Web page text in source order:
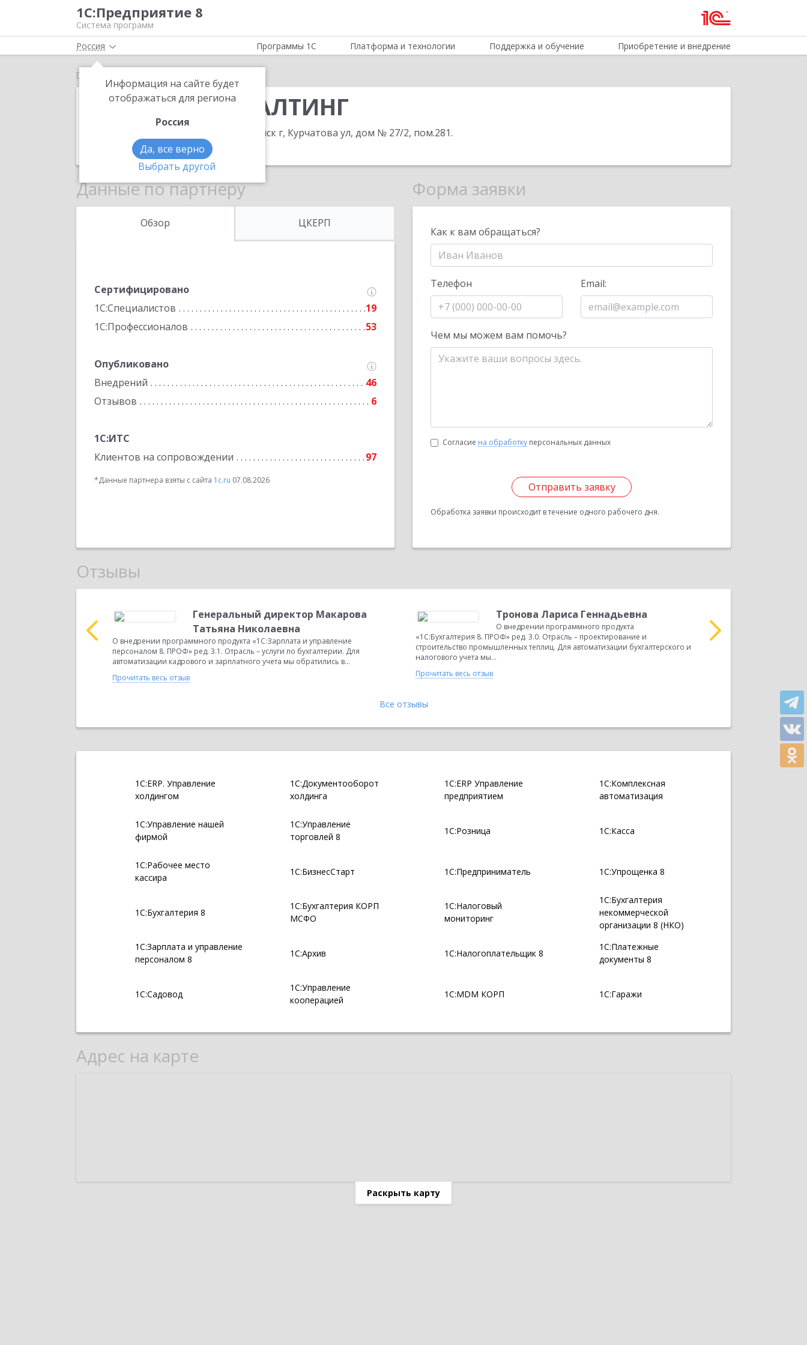
1С:Предприятие 8
Система программ
Россия
Информация на сайте будет
отображаться для региона
Россия
Да, все верно
Выбрать другой
Программы 1С Платформа и технологии Поддержка и обучение Приобретение и внедрение
Главная
БИЗНЕС КОНСАЛТИНГ
249032, Калужская обл, Обнинск г, Курчатова ул, дом № 27/2, пом.281.
Телефон: (48439) 9-6066
Данные по партнеру
Обзор ЦКЕРП
Сертифицировано
1С:Специалистов
19
1С:Профессионалов
53
Опубликовано
Внедрений
46
Отзывов
6
1С:ИТС
Клиентов на сопровождении
97
*Данные партнера взяты с сайта 1c.ru 07.08.2026
Форма заявки
Как к вам обращаться?
Телефон Email:
Чем мы можем вам помочь?
Согласие на обработку персональных данных
Отправить заявку
Обработка заявки происходит в течение одного рабочего дня.
Отзывы
Генеральный директор Макарова
Татьяна Николаевна
О внедрении программного продукта «1С:Зарплата и управление
персоналом 8. ПРОФ» ред. 3.1. Отрасль – услуги по бухгалтерии. Для
автоматизации кадрового и зарплатного учета мы обратились в...
Прочитать весь отзыв
Тронова Лариса Геннадьевна
О внедрении программного продукта
«1С:Бухгалтерия 8. ПРОФ» ред. 3.0. Отрасль – проектирование и
строительство промышленных теплиц. Для автоматизации бухгалтерского и
налогового учета мы...
Прочитать весь отзыв
автоматизации
Все отзывы
1С:ERP. Управление
холдингом
1С:Документооборот
холдинга
1С:ERP Управление
предприятием
1С:Комплексная
автоматизация
1С:Управление нашей
фирмой
1С:Управление
торговлей 8
1С:Розница 1С:Касса
1С:Рабочее место
кассира
1С:БизнесСтарт 1С:Предприниматель 1С:Упрощенка 8
1С:Бухгалтерия 8
1С:Бухгалтерия КОРП
МСФО
1С:Налоговый
мониторинг
1С:Бухгалтерия
некоммерческой
организации 8 (НКО)
1С:Зарплата и управление
персоналом 8
1С:Архив 1С:Налогоплательщик 8
1С:Платежные
документы 8
1С:Садовод
1С:Управление
кооперацией
1С:MDM КОРП 1С:Гаражи
Адрес на карте
Раскрыть карту